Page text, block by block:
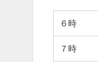
６時
７時